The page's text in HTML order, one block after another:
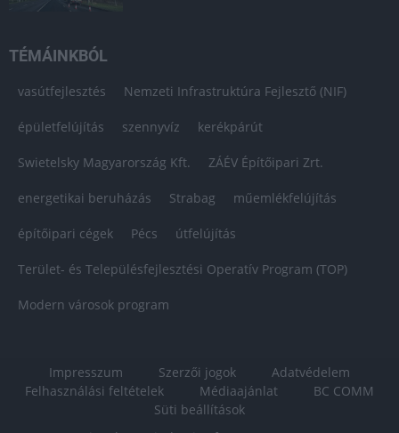
TÉMÁINKBÓL
vasútfejlesztés Nemzeti Infrastruktúra Fejlesztő (NIF)
épületfelújítás szennyvíz kerékpárút
Swietelsky Magyarország Kft. ZÁÉV Építőipari Zrt.
energetikai beruházás Strabag műemlékfelújítás
építőipari cégek Pécs útfelújítás
Terület- és Településfejlesztési Operatív Program (TOP)
Modern városok program
Impresszum Szerzői jogok
Adatvédelem
Felhasználási feltételek
Médiaajánlat
BC COMM
Süti beállítások